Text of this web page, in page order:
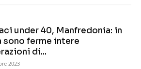
under 40, Manfredonia: in
sono ferme intere
di...
2023